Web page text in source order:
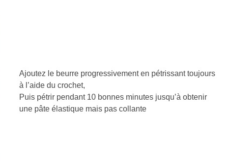
Ajoutez le beurre progressivement en pétrissant toujours
à l’aide du crochet,
Puis pétrir pendant 10 bonnes minutes jusqu’à obtenir
une pâte élastique mais pas collante